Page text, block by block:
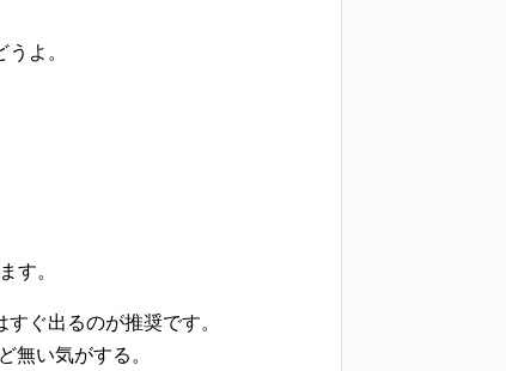
よ。
す。
ぐ出るのが推奨です。
無い気がする。